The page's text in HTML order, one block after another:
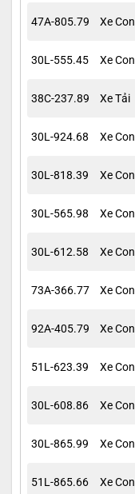
47A-805.79 Xe Con
30L-555.45 Xe Con
38C-237.89 Xe Tải
30L-924.68 Xe Con
30L-818.39 Xe Con
30L-565.98 Xe Con
30L-612.58 Xe Con
73A-366.77 Xe Con
92A-405.79 Xe Con
51L-623.39 Xe Con
30L-608.86 Xe Con
30L-865.99 Xe Con
51L-865.66 Xe Con